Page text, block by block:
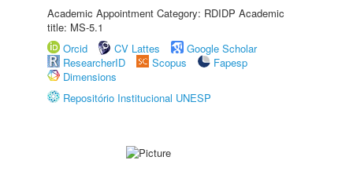
Academic Appointment Category: RDIDP Academic
title: MS-5.1
Orcid
CV Lattes
Google Scholar
ResearcherID
Scopus
Fapesp
Dimensions
Repositório Institucional UNESP